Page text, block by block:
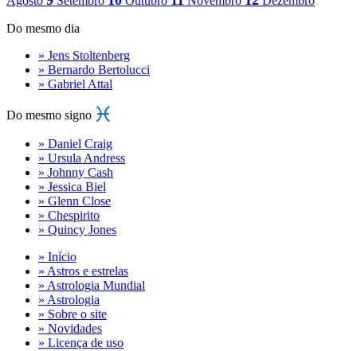
Do mesmo dia
» Jens Stoltenberg
» Bernardo Bertolucci
» Gabriel Attal
Do mesmo signo
» Daniel Craig
» Ursula Andress
» Johnny Cash
» Jessica Biel
» Glenn Close
» Chespirito
» Quincy Jones
» Início
» Astros e estrelas
» Astrologia Mundial
» Astrologia
» Sobre o site
» Novidades
» Licença de uso